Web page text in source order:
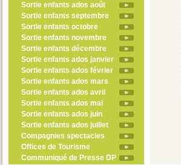
Sortie enfants ados août
Sortie enfants septembre
Sortie enfants octobre
Sortie enfants novembre
Sortie enfants décembre
Sortie enfants ados janvier
Sortie enfants ados février
Sortie enfants ados mars
Sortie enfants ados avril
Sortie enfants ados mai
Sortie enfants ados juin
Sortie enfants ados juillet
Compagnies spectacles
Offices de Tourisme
Communiqué de Presse DP